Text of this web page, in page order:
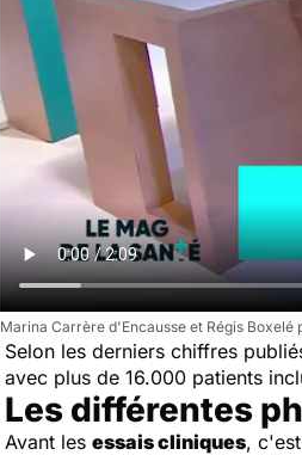
Marina Carrère d'Encausse et Régis
Selon les derniers chiffres
avec plus de 16.000 patients
Les différentes
Avant les essais cliniques,